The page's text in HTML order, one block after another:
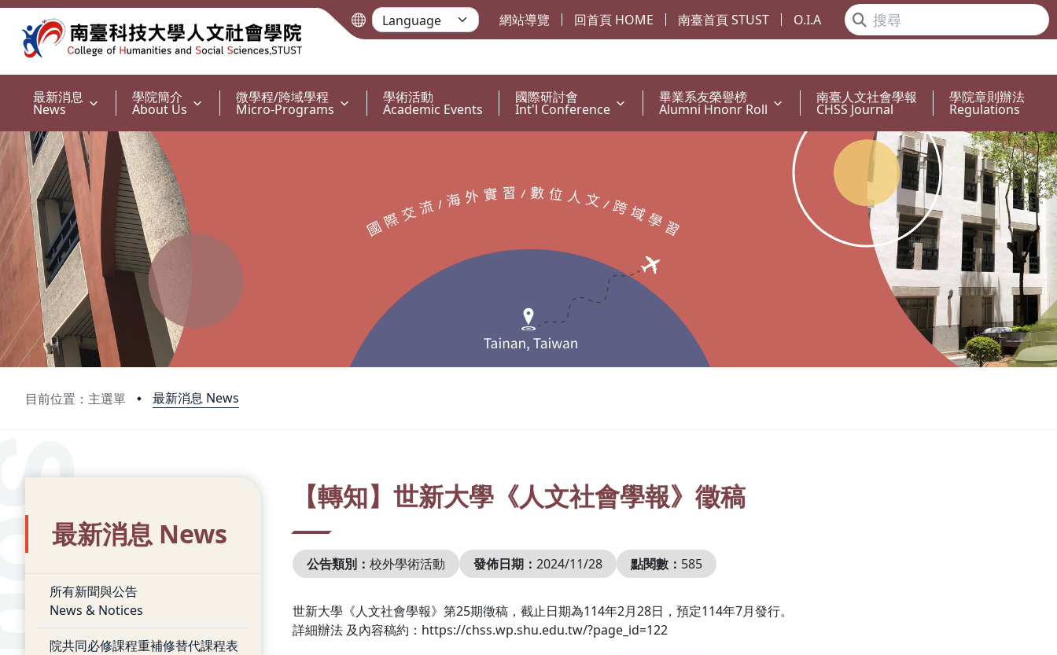
網站導覽 回首頁 HOME 南臺首頁 STUST O.I.A
最新消息
News
學院簡介
About Us
微學程/跨域學程
Micro-Programs
學術活動
Academic Events
國際研討會
Int'l Conference
畢業系友榮譽榜
Alumni Hnonr Roll
南臺人文社會學報
CHSS Journal
學院章則辦法
Regulations
目前位置：主選單 最新消息 News
:::
最新消息 News
所有新聞與公告
News & Notices
院共同必修課程重補修替代課程表
【轉知】世新大學《人文社會學報》徵稿
公告類別： 校外學術活動 發佈日期： 2024/11/28 點閱數： 585
世新大學《人文社會學報》第25期徵稿，截止日期為114年2月28日，預定114年7月發行。
詳細辦法 及內容稿約： https://chss.wp.shu.edu.tw/?page_id=122